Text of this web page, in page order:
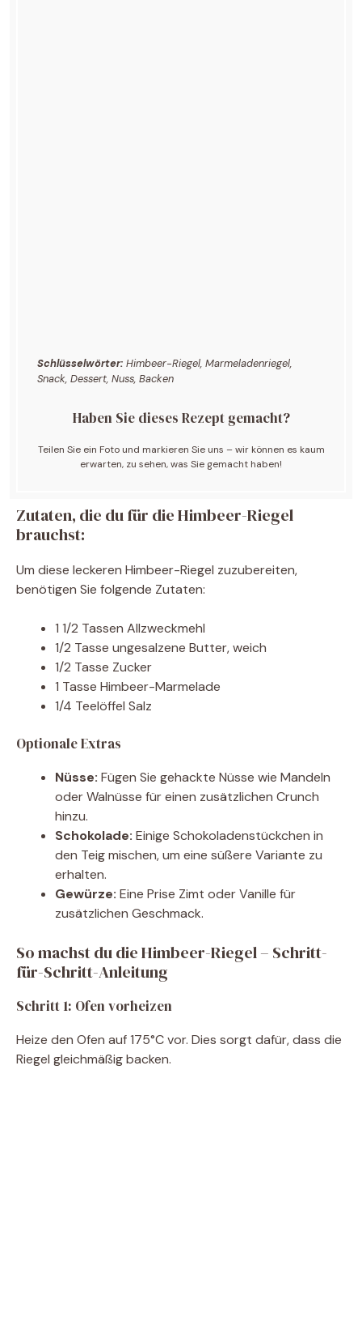
Schlüsselwörter: Himbeer-Riegel, Marmeladenriegel,
Snack, Dessert, Nuss, Backen
Haben Sie dieses Rezept gemacht?
Teilen Sie ein Foto und markieren Sie uns – wir können es kaum
erwarten, zu sehen, was Sie gemacht haben!
Zutaten, die du für die Himbeer-Riegel
brauchst:
Um diese leckeren Himbeer-Riegel zuzubereiten,
benötigen Sie folgende Zutaten:
1 1/2 Tassen Allzweckmehl
1/2 Tasse ungesalzene Butter, weich
1/2 Tasse Zucker
1 Tasse Himbeer-Marmelade
1/4 Teelöffel Salz
Optionale Extras
Nüsse: Fügen Sie gehackte Nüsse wie Mandeln
oder Walnüsse für einen zusätzlichen Crunch
hinzu.
Schokolade: Einige Schokoladenstückchen in
den Teig mischen, um eine süßere Variante zu
erhalten.
Gewürze: Eine Prise Zimt oder Vanille für
zusätzlichen Geschmack.
So machst du die Himbeer-Riegel – Schritt-
für-Schritt-Anleitung
Schritt 1: Ofen vorheizen
Heize den Ofen auf 175°C vor. Dies sorgt dafür, dass die
Riegel gleichmäßig backen.